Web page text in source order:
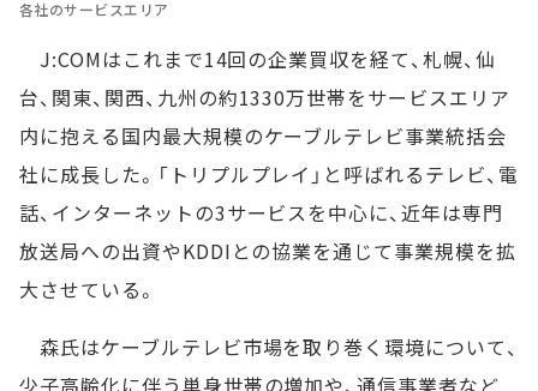
各社のサービスエリア
J:COMはこれまで14回の企業買収を経て、札幌、仙
台、関東、関西、九州の約1330万世帯をサービスエリア
内に抱える国内最大規模のケーブルテレビ事業統括会
社に成長した。「トリプルプレイ」と呼ばれるテレビ、電
話、インターネットの3サービスを中心に、近年は専門
放送局への出資やKDDIとの協業を通じて事業規模を拡
大させている。
森氏はケーブルテレビ市場を取り巻く環境について、